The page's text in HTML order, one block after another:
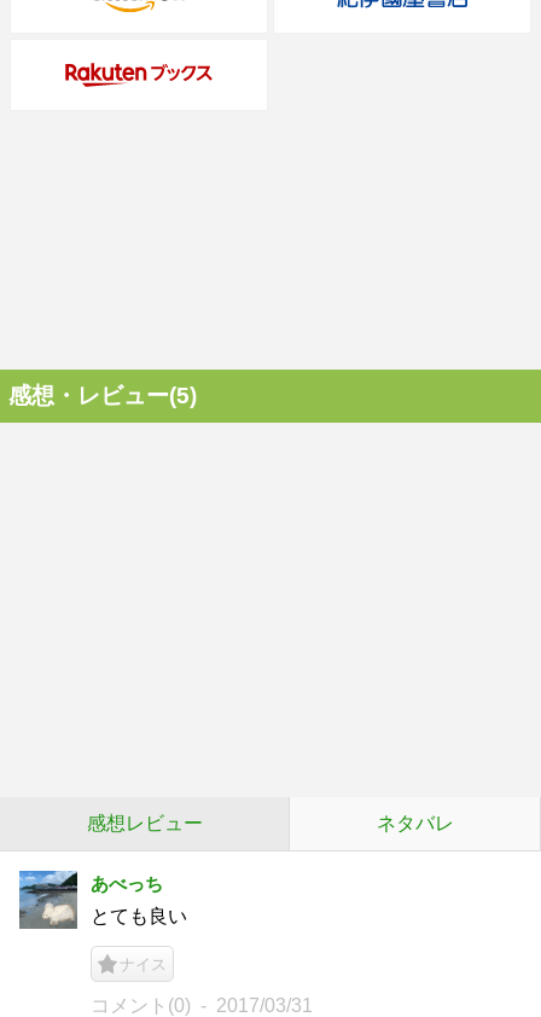
感想・レビュー(5)
感想レビュー ネタバレ
あべっち
とても良い
ナイス
コメント(0) 2017/03/31